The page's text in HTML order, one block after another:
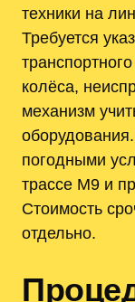
техники на
Требуется
колёса,
механизм
погодными
трассе М9 и
Стоимость
отдельно.